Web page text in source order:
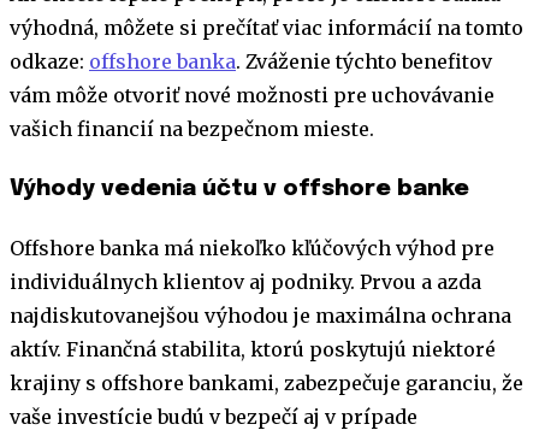
výhodná, môžete si prečítať viac informácií na tomto
odkaze: offshore banka. Zváženie týchto benefitov
vám môže otvoriť nové možnosti pre uchovávanie
vašich financií na bezpečnom mieste.
Výhody vedenia účtu v offshore banke
Offshore banka má niekoľko kľúčových výhod pre
individuálnych klientov aj podniky. Prvou a azda
najdiskutovanejšou výhodou je maximálna ochrana
aktív. Finančná stabilita, ktorú poskytujú niektoré
krajiny s offshore bankami, zabezpečuje garanciu, že
vaše investície budú v bezpečí aj v prípade